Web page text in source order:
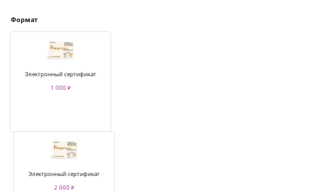
Формат
Электронный сертификат
1 000 ₽
Электронный сертификат
2 000 ₽